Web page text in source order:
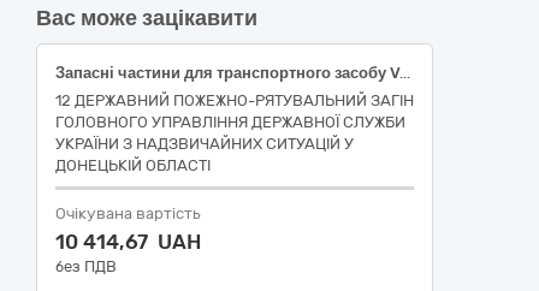
Вас може зацікавити
Запасні частини для транспортного засобу Volkswagen Transporter, 2007 р.в., VIN: WV1ZZZ7HZ8H032642, згідно коду CPV за ДК 021:2015 код 34320000-6 Механічні запасні частини, крім двигунів і частин двигунів
12 ДЕРЖАВНИЙ ПОЖЕЖНО-РЯТУВАЛЬНИЙ ЗАГІН
ГОЛОВНОГО УПРАВЛІННЯ ДЕРЖАВНОЇ СЛУЖБИ
УКРАЇНИ З НАДЗВИЧАЙНИХ СИТУАЦІЙ У
ДОНЕЦЬКІЙ ОБЛАСТІ
Очікувана вартість
10 414,67 UAH
без ПДВ